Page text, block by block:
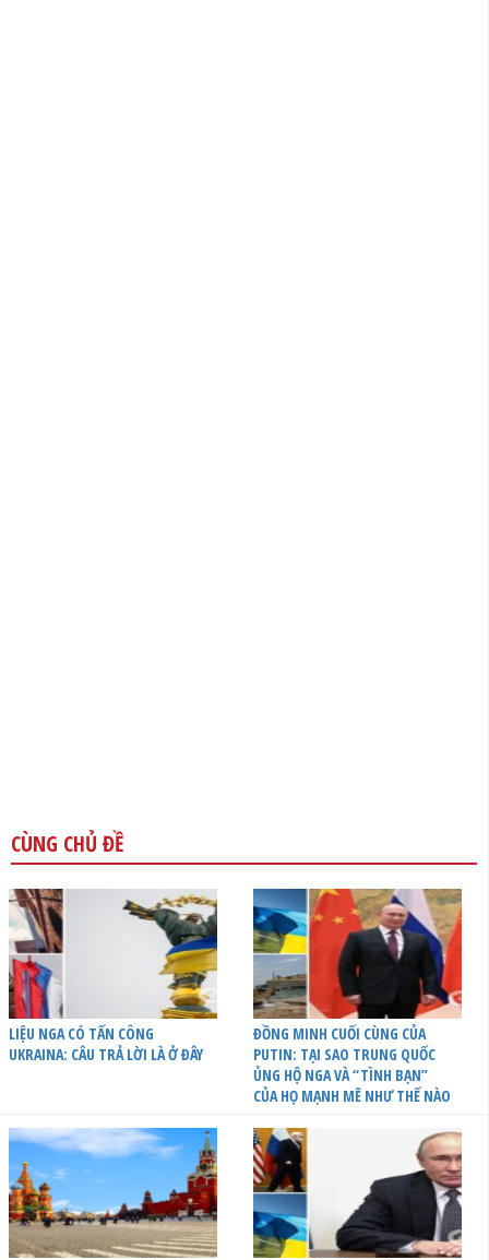
CÙNG CHỦ ĐỀ
LIỆU NGA CÓ TẤN CÔNG
UKRAINA: CÂU TRẢ LỜI LÀ Ở ĐÂY
ĐỒNG MINH CUỐI CÙNG CỦA
PUTIN: TẠI SAO TRUNG QUỐC
ỦNG HỘ NGA VÀ “TÌNH BẠN”
CỦA HỌ MẠNH MẼ NHƯ THẾ NÀO